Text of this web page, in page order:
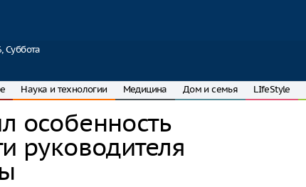
Суббота
Наука и технологии Медицина Дом и семья LIfeStyle
особенность
руководителя